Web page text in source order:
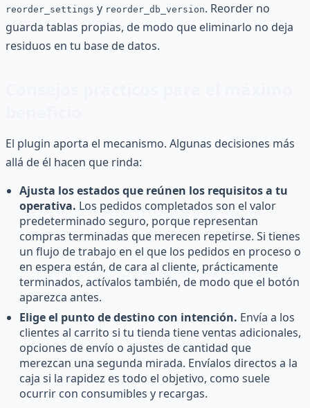
reorder_settings y reorder_db_version. Reorder no
guarda tablas propias, de modo que eliminarlo no deja
residuos en tu base de datos.
El plugin aporta el mecanismo. Algunas decisiones más
allá de él hacen que rinda:
Ajusta los estados que reúnen los requisitos a tu
operativa. Los pedidos completados son el valor
predeterminado seguro, porque representan
compras terminadas que merecen repetirse. Si tienes
un flujo de trabajo en el que los pedidos en proceso o
en espera están, de cara al cliente, prácticamente
terminados, actívalos también, de modo que el botón
aparezca antes.
Elige el punto de destino con intención. Envía a los
clientes al carrito si tu tienda tiene ventas adicionales,
opciones de envío o ajustes de cantidad que
merezcan una segunda mirada. Envíalos directos a la
caja si la rapidez es todo el objetivo, como suele
ocurrir con consumibles y recargas.